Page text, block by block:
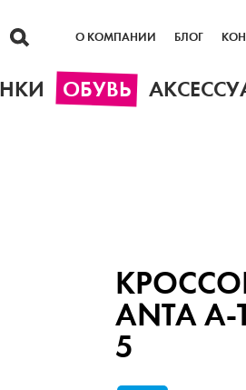
О КОМПАНИИ БЛОГ
ОБУВЬ
ANTA
5